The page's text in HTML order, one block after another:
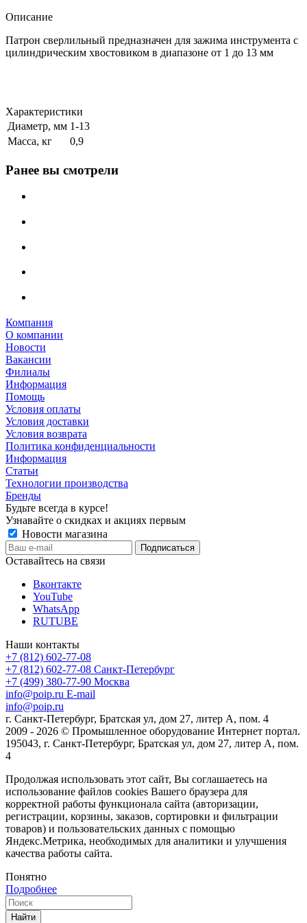
Описание
Патрон сверлильный предназначен для зажима инструмента с
цилиндрическим хвостовиком в диапазоне от 1 до 13 мм
Характеристики
Диаметр, мм 1-13
Масса, кг
0,9
Ранее вы смотрели
Компания
О компании
Новости
Вакансии
Филиалы
Информация
Помощь
Условия оплаты
Условия доставки
Условия возврата
Политика конфиденциальности
Информация
Статьи
Технологии производства
Бренды
Будьте всегда в курсе!
Узнавайте о скидках и акциях первым
Новости магазина
Оставайтесь на связи
Вконтакте
YouTube
WhatsApp
RUTUBE
Наши контакты
+7 (812) 602-77-08
+7 (812) 602-77-08 Санкт-Петербург
+7 (499) 380-77-90 Москва
info@poip.ru E-mail
info@poip.ru
г. Санкт-Петербург, Братская ул, дом 27, литер А, пом. 4
2009 - 2026 © Промышленное оборудование Интернет портал.
195043, г. Санкт-Петербург, Братская ул, дом 27, литер А, пом.
4
Продолжая использовать этот сайт, Вы соглашаетесь на
использование файлов cookies Вашего браузера для
корректной работы функционала сайта (авторизации,
регистрации, корзины, заказов, сортировки и фильтрации
товаров) и пользовательских данных с помощью
Яндекс.Метрика, необходимых для аналитики и улучшения
качества работы сайта.
Понятно
Подробнее
Найти